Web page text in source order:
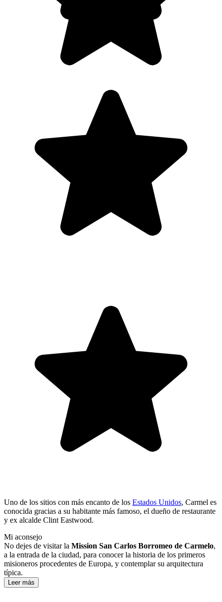
Uno de los sitios con más encanto de los Estados Unidos, Carmel es
conocida gracias a su habitante más famoso, el dueño de restaurante
y ex alcalde Clint Eastwood.
Mi aconsejo
No dejes de visitar la Mission San Carlos Borromeo de Carmelo,
a la entrada de la ciudad, para conocer la historia de los primeros
misioneros procedentes de Europa, y contemplar su arquitectura
típica.
Leer más